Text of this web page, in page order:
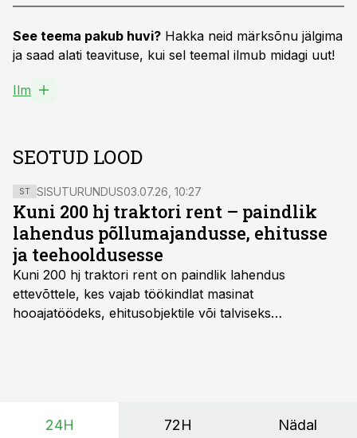
See teema pakub huvi? Hakka neid märksõnu jälgima
ja saad alati teavituse, kui sel teemal ilmub midagi uut!
Ilm
SEOTUD LOOD
ST SISUTURUNDUS03.07.26, 10:27
Kuni 200 hj traktori rent – paindlik
lahendus põllumajandusse, ehitusse
ja teehooldusesse
Kuni 200 hj traktori rent on paindlik lahendus
ettevõttele, kes vajab töökindlat masinat
hooajatöödeks, ehitusobjektile või talviseks
on suurim ning iga töötund on oluline.
24H 72H Nädal